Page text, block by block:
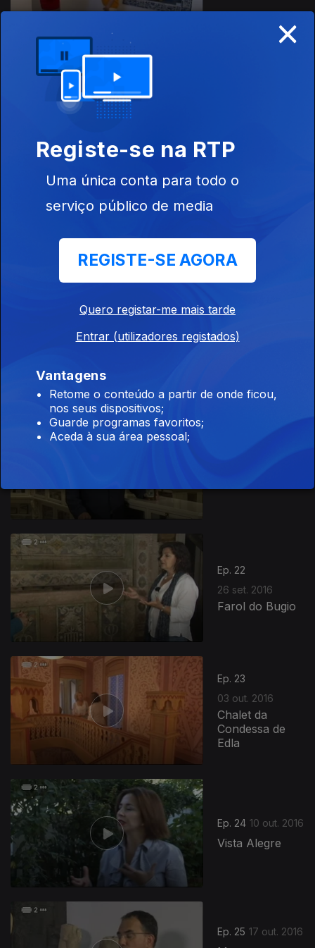
abril
Ep. 20
Ep. 22
26 set. 2016
Farol do Bugio
Ep. 23
03 out. 2016
Chalet da
Condessa de
Edla
Ep. 24 10 out. 2016
Vista Alegre
253943
Ep. 25 17 out. 2016
×
Registe-se na RTP
Uma única conta para todo o
serviço público de media
REGISTE-SE AGORA
Quero registar-me mais tarde
Entrar (utilizadores registados)
Vantagens
Retome o conteúdo a partir de onde ficou,
nos seus dispositivos;
Guarde programas favoritos;
Aceda à sua área pessoal;